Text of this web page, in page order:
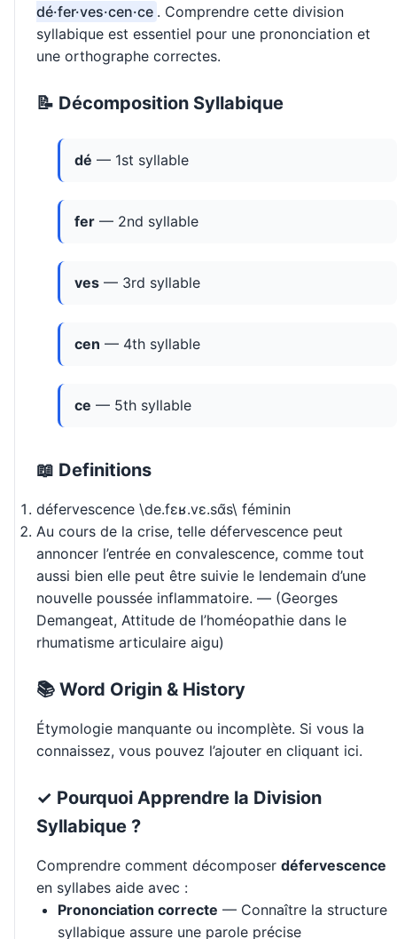
dé·fer·ves·cen·ce . Comprendre cette division
syllabique est essentiel pour une prononciation et
une orthographe correctes.
📝 Décomposition Syllabique
dé — 1st syllable
fer — 2nd syllable
ves — 3rd syllable
cen — 4th syllable
ce — 5th syllable
📖 Definitions
défervescence \de.fɛʁ.vɛ.sɑ̃s\ féminin
Au cours de la crise, telle défervescence peut
annoncer l’entrée en convalescence, comme tout
aussi bien elle peut être suivie le lendemain d’une
nouvelle poussée inflammatoire. — (Georges
Demangeat, Attitude de l’homéopathie dans le
rhumatisme articulaire aigu)
📚 Word Origin & History
Étymologie manquante ou incomplète. Si vous la
connaissez, vous pouvez l’ajouter en cliquant ici.
✓ Pourquoi Apprendre la Division
Syllabique ?
Comprendre comment décomposer défervescence
en syllabes aide avec :
Prononciation correcte — Connaître la structure
syllabique assure une parole précise